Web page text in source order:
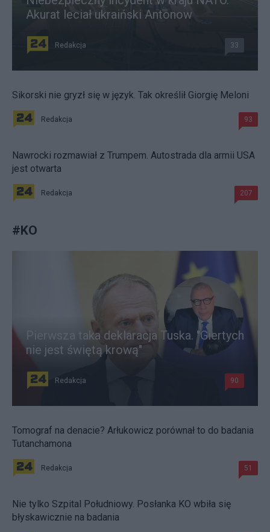
Akurat leciał ukraiński Antonow
Redakcja 33
Sikorski nie gryzł się w język. Tak określił Giorgię Meloni
Redakcja 93
Nawrocki rozmawiał z Trumpem. Autostrada dla armii USA
jest otwarta
Redakcja 207
#KO
Pierwsza taka deklaracja Tuska. "Giertych
nie jest świętą krową"
Redakcja 90
Tomograf na denacie? Arłukowicz porównał to do badania
Tutanchamona
Redakcja 51
Nie tylko Szpital Południowy. Posłanka KO wbiła się
błyskawicznie na badania